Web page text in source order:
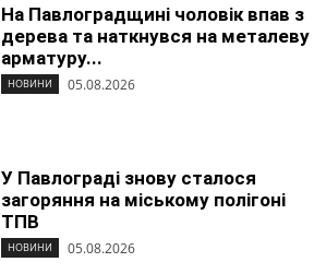
На Павлоградщині чоловік впав з
дерева та наткнувся на металеву
арматуру...
НОВИНИ 05.08.2026
У Павлограді знову сталося
загоряння на міському полігоні
ТПВ
НОВИНИ 05.08.2026